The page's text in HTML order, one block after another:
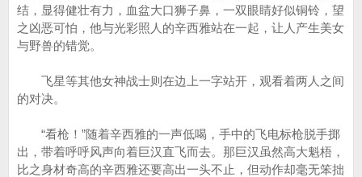
结，显得健壮有力，血盆大口狮子鼻，一双眼睛好似铜铃，望
之凶恶可怕，他与光彩照人的辛西雅站在一起，让人产生美女
与野兽的错觉。
飞星等其他女神战士则在边上一字站开，观看着两人之间
的对决。
“看枪！”随着辛西雅的一声低喝，手中的飞电标枪脱手掷
出，带着呼呼风声向着巨汉直飞而去。那巨汉虽然高大魁梧，
比之身材奇高的辛西雅还要高出一头不止，但动作却毫无笨拙